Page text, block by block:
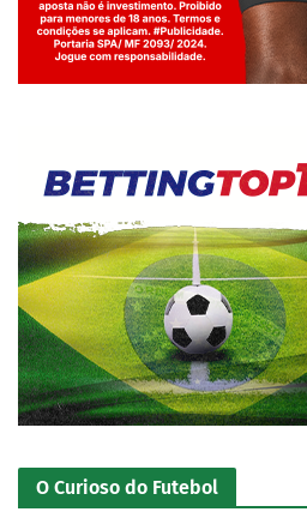
Jogue com responsabilidade. 18+
O Curioso do Futebol